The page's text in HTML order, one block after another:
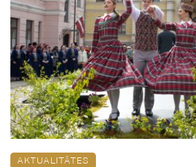
AKTUALITĀTES